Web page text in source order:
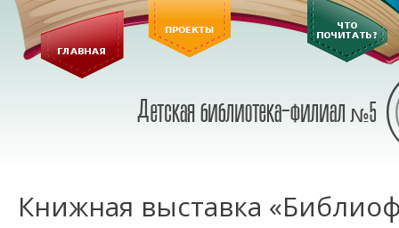
Книжная выставка